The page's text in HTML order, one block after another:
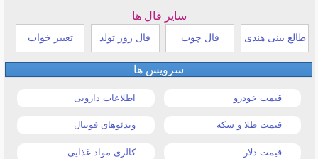
سایر فال ها
طالع بینی هندی فال چوب فال روز تولد تعبیر خواب
سرویس ها
قیمت خودرو اطلاعات دارویی
قیمت طلا و سکه ویدئوهای فوتبال
قیمت دلار کالری مواد غذایی